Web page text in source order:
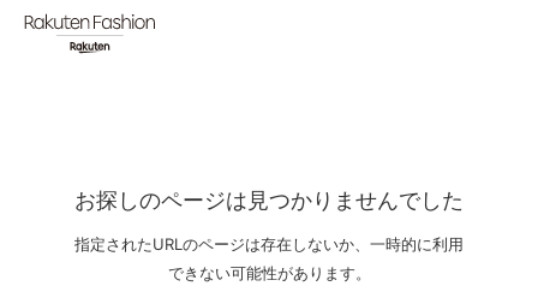
お探しのページは見つかりませんでした
指定されたURLのページは存在しないか、一時的に利用
できない可能性があります。